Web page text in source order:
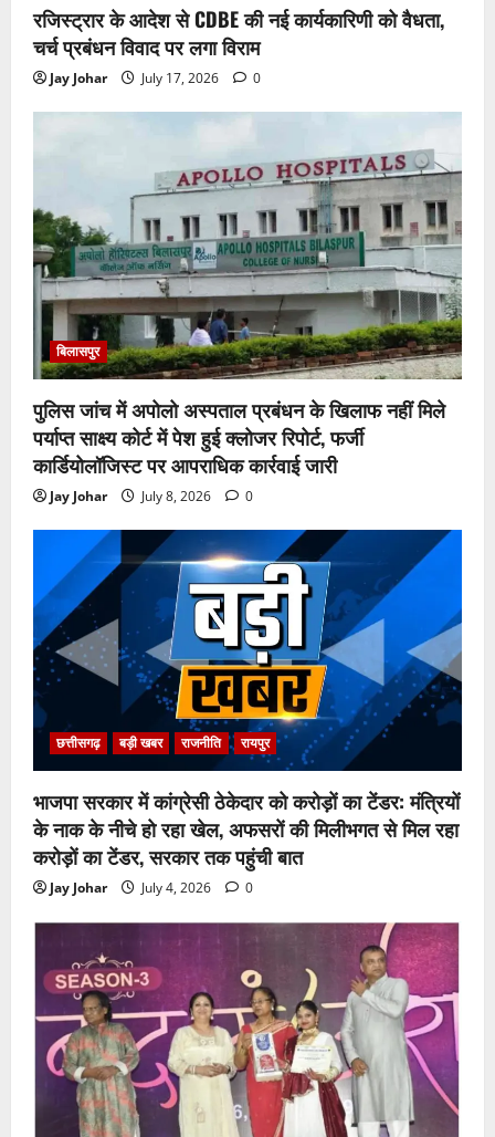
रजिस्ट्रार के आदेश से CDBE की नई कार्यकारिणी को वैधता,
चर्च प्रबंधन विवाद पर लगा विराम
Jay Johar July 17, 2026 0
बिलासपुर
पुलिस जांच में अपोलो अस्पताल प्रबंधन के खिलाफ नहीं मिले
पर्याप्त साक्ष्य कोर्ट में पेश हुई क्लोजर रिपोर्ट, फर्जी
कार्डियोलॉजिस्ट पर आपराधिक कार्रवाई जारी
Jay Johar July 8, 2026 0
छत्तीसगढ़ बड़ी खबर राजनीति रायपुर
भाजपा सरकार में कांग्रेसी ठेकेदार को करोड़ों का टेंडर: मंत्रियों
के नाक के नीचे हो रहा खेल, अफसरों की मिलीभगत से मिल रहा
करोड़ों का टेंडर, सरकार तक पहुंची बात
Jay Johar July 4, 2026 0